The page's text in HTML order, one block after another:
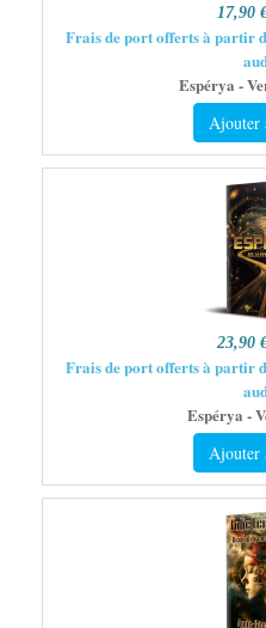
17,90
Frais de port offerts à partir
Espérya -
Ajouter
23,90
Frais de port offerts à partir
Espérya -
Ajouter